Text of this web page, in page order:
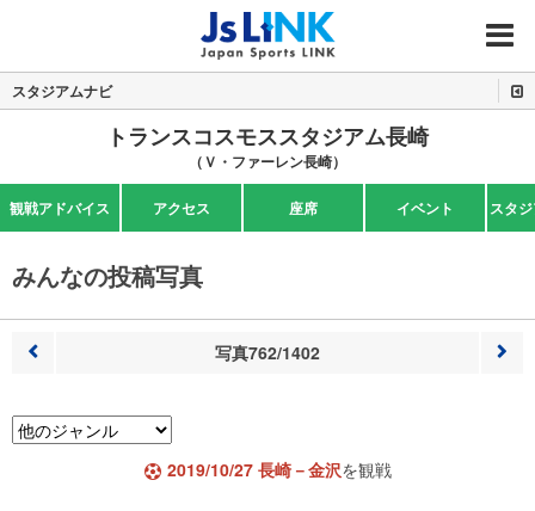
MENU
スタジアムナビ
トランスコスモススタジアム長崎
（Ｖ・ファーレン長崎）
観戦アドバイス アクセス 座席 イベント スタ
みんなの投稿写真
写真762/1402
2019/10/27 長崎－金沢を観戦